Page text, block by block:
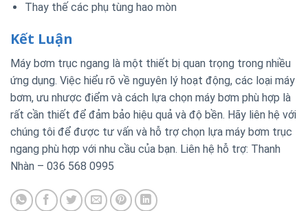
Thay thế các phụ tùng hao mòn
Kết Luận
Máy bơm trục ngang là một thiết bị quan trọng trong nhiều
ứng dụng. Việc hiểu rõ về nguyên lý hoạt động, các loại máy
bơm, ưu nhược điểm và cách lựa chọn máy bơm phù hợp là
rất cần thiết để đảm bảo hiệu quả và độ bền. Hãy liên hệ với
chúng tôi để được tư vấn và hỗ trợ chọn lựa máy bơm trục
ngang phù hợp với nhu cầu của bạn. Liên hệ hỗ trợ: Thanh
Nhàn – 036 568 0995